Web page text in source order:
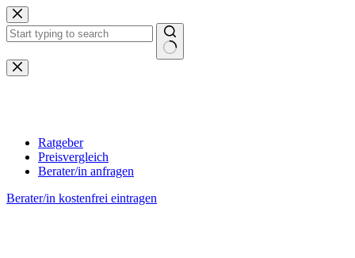
Zum
Inhalt
springen
Keine
Ergebnisse
Ratgeber
Preisvergleich
Berater/in anfragen
Berater/in kostenfrei eintragen